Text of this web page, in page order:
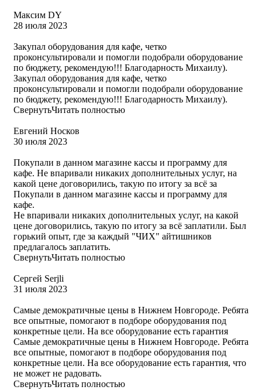
Максим DY
28 июля 2023
Закупал оборудования для кафе, четко
проконсультировали и помогли подобрали оборудование
по бюджету, рекомендую!!! Благодарность Михаилу).
Закупал оборудования для кафе, четко
проконсультировали и помогли подобрали оборудование
по бюджету, рекомендую!!! Благодарность Михаилу).
СвернутьЧитать полностью
Евгений Носков
30 июля 2023
Покупали в данном магазине кассы и программу для
кафе. Не впаривали никаких дополнительных услуг, на
какой цене договорились, такую по итогу за всё за
Покупали в данном магазине кассы и программу для
кафе.
Не впаривали никаких дополнительных услуг, на какой
цене договорились, такую по итогу за всё заплатили. Был
горький опыт, где за каждый "ЧИХ" айтишников
предлагалось заплатить.
СвернутьЧитать полностью
Сергей Serjli
31 июля 2023
Самые демократичные цены в Нижнем Новгороде. Ребята
все опытные, помогают в подборе оборудования под
конкретные цели. На все оборудование есть гарантия
Самые демократичные цены в Нижнем Новгороде. Ребята
все опытные, помогают в подборе оборудования под
конкретные цели. На все оборудование есть гарантия, что
не может не радовать.
СвернутьЧитать полностью